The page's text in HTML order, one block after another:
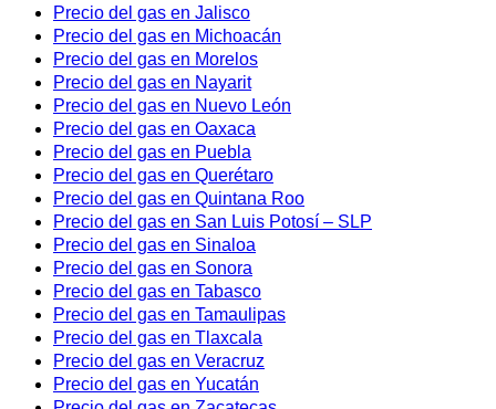
Precio del gas en Jalisco
Precio del gas en Michoacán
Precio del gas en Morelos
Precio del gas en Nayarit
Precio del gas en Nuevo León
Precio del gas en Oaxaca
Precio del gas en Puebla
Precio del gas en Querétaro
Precio del gas en Quintana Roo
Precio del gas en San Luis Potosí – SLP
Precio del gas en Sinaloa
Precio del gas en Sonora
Precio del gas en Tabasco
Precio del gas en Tamaulipas
Precio del gas en Tlaxcala
Precio del gas en Veracruz
Precio del gas en Yucatán